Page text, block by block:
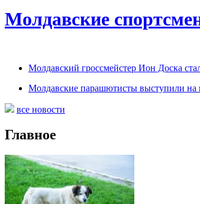
Молдавские
Молдавский гроссмейстер Ион Доска
Молдавские парашютисты выступили на
все новости
Главное